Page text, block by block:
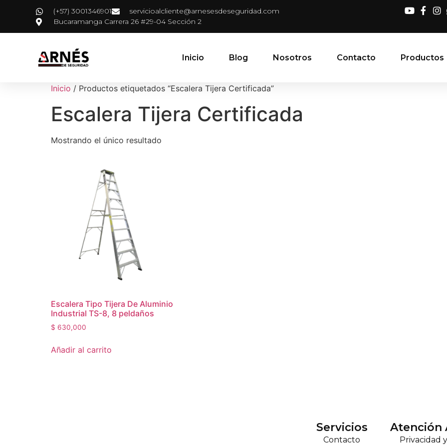
(+57) 3001346901
servicioalcliente@arnesesdeseguridad.com
Bucaramanga Carrera 26 #29-04 Sección 2
Inicio Blog Nosotros Contacto Productos
Inicio / Productos etiquetados “Escalera Tijera Certificada”
Escalera Tijera Certificada
Mostrando el único resultado
Escalera Tipo Tijera De Aluminio
Industrial TS-8, 8 peldaños
$ 630,000
Añadir al carrito
Servicios
Contacto
Atención
Privacidad